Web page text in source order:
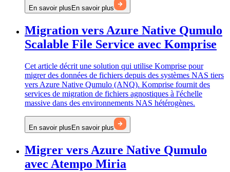
En savoir plus En savoir plus
Migration vers Azure Native Qumulo
Scalable File Service avec Komprise
Cet article décrit une solution qui utilise Komprise pour
migrer des données de fichiers depuis des systèmes NAS tiers
vers Azure Native Qumulo (ANQ). Komprise fournit des
services de migration de fichiers agnostiques à l'échelle
massive dans des environnements NAS hétérogènes.
En savoir plus En savoir plus
Migrer vers Azure Native Qumulo
avec Atempo Miria